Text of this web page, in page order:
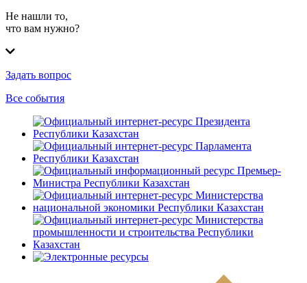
Не нашли то,
что вам нужно?
Задать вопрос
Все события